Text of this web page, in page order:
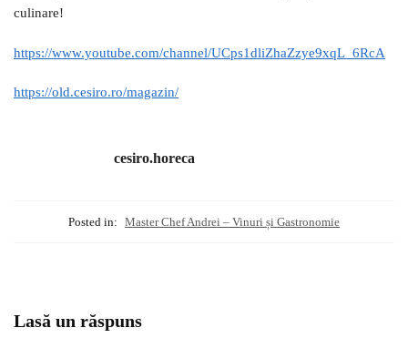
culinare!
https://www.youtube.com/channel/UCps1dliZhaZzye9xqL_6RcA
https://old.cesiro.ro/magazin/
cesiro.horeca
Posted in: Master Chef Andrei – Vinuri și Gastronomie
Lasă un răspuns